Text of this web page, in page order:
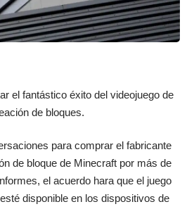
el fantástico éxito del videojuego de
de bloques.
para comprar el fabricante
de bloque de Minecraft por más de
el acuerdo hara que el juego
disponible en los dispositivos de